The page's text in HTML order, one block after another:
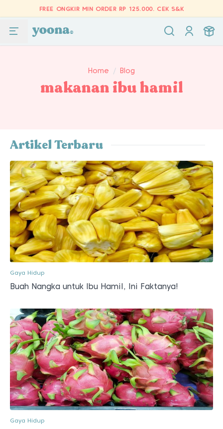
FREE ONGKIR MIN ORDER RP 125.000. CEK S&K
Home / Blog
makanan ibu hamil
Artikel Terbaru
Gaya Hidup
Buah Nangka untuk Ibu Hamil, Ini Faktanya!
Gaya Hidup